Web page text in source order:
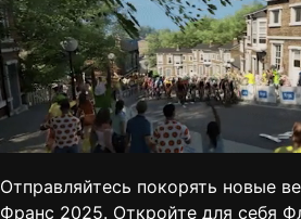
Отправляйтесь покорять новые
Франс 2025. Откройте для себя